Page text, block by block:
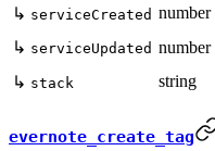
↳ serviceCreated number
↳ serviceUpdated number
↳ stack string
evernote_create_tag